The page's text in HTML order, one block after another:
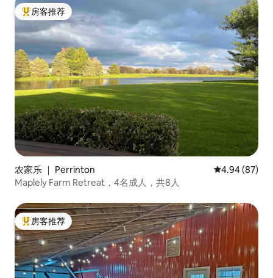
热门「房客推荐」
房客推荐
农家乐 ｜ Perrinton 平均评分 4.94
4.94 (87)
Maplely Farm Retreat，4名成人，共8人
热门「房客推荐」
房客推荐